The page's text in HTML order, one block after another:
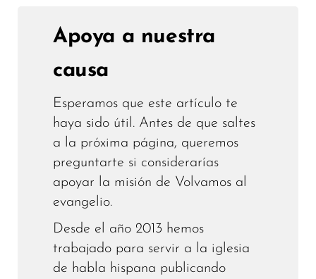
Apoya a nuestra
causa
Esperamos que este artículo te
haya sido útil. Antes de que saltes
a la próxima página, queremos
preguntarte si considerarías
apoyar la misión de Volvamos al
evangelio.
Desde el año 2013 hemos
trabajado para servir a la iglesia
de habla hispana publicando